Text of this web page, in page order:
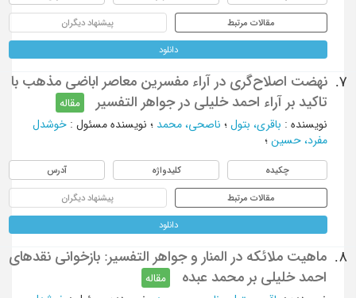
مقالات مرتبط پیشنهاد دیگران
دانلود
7.
نهضت اصلاح‌گری در آراء مفسرین معاصر اباضی مذهب با
تاکید بر آراء احمد خلیلی در جواهر التفسیر
مقاله
نویسنده: باقری، بتول ؛ ناصحی، محمد؛ نویسنده مسئول : خوشدل
مفرد، حسین؛
چکیده کلیدواژه آدرس
مقالات مرتبط پیشنهاد دیگران
دانلود
8.
ماهیت ملائکه در المنار و جواهر التفسیر: بازخوانی نقدهای
احمد خلیلی بر محمد عبده
مقاله